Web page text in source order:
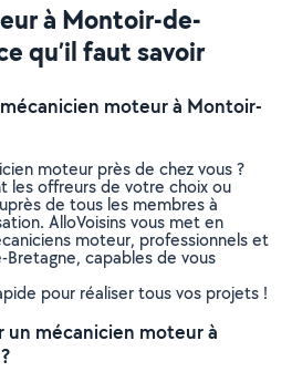
à Montoir-de-
qu’il faut savoir
moteur à Montoir-
moteur près de chez vous ?
les offreurs de votre choix ou
de tous les membres à
AlloVoisins vous met en
moteur, professionnels et
capables de vous
pour réaliser tous vos projets !
mécanicien moteur à